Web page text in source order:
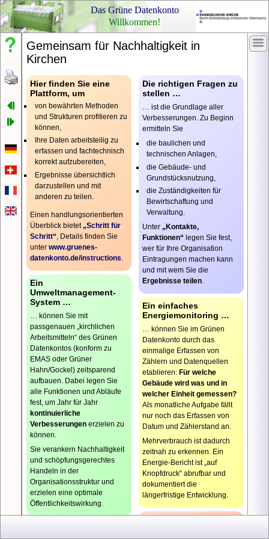
Das Grüne Datenkonto
Willkommen!
Nachlesen,
nachfragen
Schon
gewusst?
Rechtliches
Impressum
Datenschutzerklärung
Gemeinsam für Nachhaltigkeit in
Kirchen
Hier finden Sie eine
Plattform, um
von bewährten Methoden
und Strukturen profitieren zu
können,
Ihre Daten arbeitsteilig zu
erfassen und fachtechnisch
korrekt aufzubereiten,
Ergebnisse übersichtlich
darzustellen und mit
anderen zu teilen.
Einen handlungsorientierten
Überblick bietet„Schritt für
Schritt“, Details finden Sie
unterwww.gruenes-
datenkonto.de/instructions.
Ein
Umweltmanagement-
System …
… können Sie mit
passgenauen „kirchlichen
Arbeits­mitteln“ des Grünen
Datenkontos (konform zu
EMAS oder Grüner
Hahn/Gockel) zeitsparend
aufbauen. Dabei legen Sie
alle Funktionen und Abläufe
fest, um Jahr für Jahr
kontinuierliche
Verbesserungen erzielen zu
können.
Sie verankern Nachhaltigkeit
und schöpfungs­gerechtes
Handeln in der
Organisations­struktur und
erzielen eine optimale
Öffentlichkeitswirkung.
Die richtigen Fragen zu
stellen …
… ist die Grundlage aller
Verbesserungen. Zu Beginn
ermitteln Sie
die baulichen und
technischen Anlagen,
die Gebäude- und
Grundstücksnutzung,
die Zuständigkeiten für
Bewirtschaftung und
Verwaltung.
Unter„Kontakte,
Funktionen“ legen Sie fest,
wer für Ihre Organisation
Eintragungen machen kann
und mit wem Sie die
Ergebnisse teilen.
Ein einfaches
Energiemonitoring …
… können Sie im Grünen
Datenkonto durch das
einmalige Erfassen von
Zählern und Datenquellen
etablieren: Für welche
Gebäude wird was und in
welcher Einheit gemessen?
Als monatliche Aufgabe fällt
nur noch das Erfassen von
Datum und Zählerstand an.
Mehrverbrauch ist dadurch
zeitnah zu erkennen. Ein
Energie-Bericht ist „auf
Knopfdruck“ abrufbar und
dokumentiert die
längerfristige Entwicklung.
Ihr